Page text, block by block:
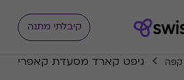
קיבלתי מתנה
קפה גיפט קארד מסעדת קאפרי